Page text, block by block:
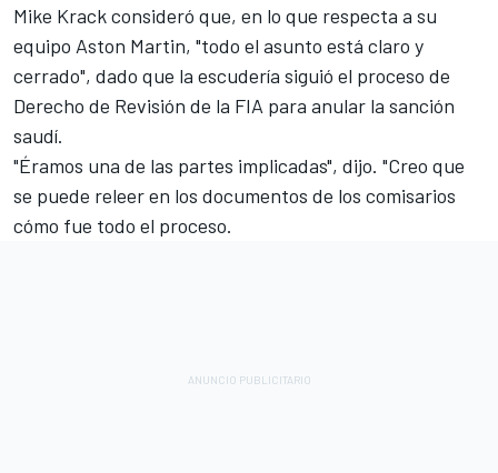
Mike Krack consideró que, en lo que respecta a su
equipo Aston Martin, "todo el asunto está claro y
cerrado", dado que la escudería siguió el proceso de
Derecho de Revisión de la FIA para anular la sanción
saudí.
"Éramos una de las partes implicadas", dijo. "Creo que
se puede releer en los documentos de los comisarios
cómo fue todo el proceso.